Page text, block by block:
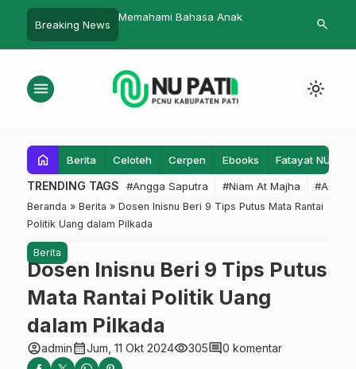
Breaking News
Suami yang Menulis untuk
search
menu light_mode
home Berita Celoteh Cerpen Ebooks Fatayat NU
TRENDING TAGS #Angga Saputra #Niam At Majha #Admin
Beranda » Berita » Dosen Inisnu Beri 9 Tips Putus Mata Rantai
Politik Uang dalam Pilkada
Berita
Dosen Inisnu Beri 9 Tips Putus
Mata Rantai Politik Uang
dalam Pilkada
account_circleadmincalendar_monthJum, 11 Okt 2024visibility305comment0 komentar